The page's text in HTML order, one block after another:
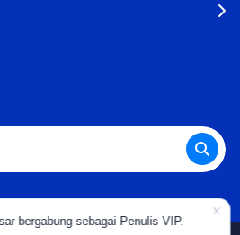
bergabung sebagai Penulis VIP.